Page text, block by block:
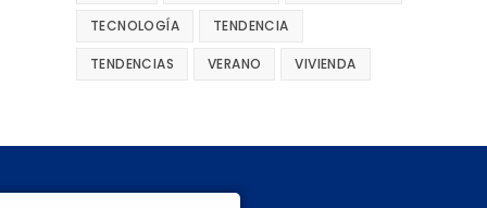
TECNOLOGÍA TENDENCIA
TENDENCIAS VERANO VIVIENDA